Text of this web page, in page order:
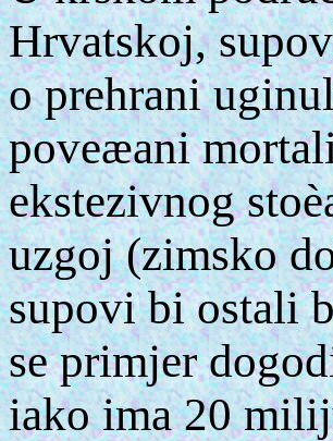
Hrvatskoj,
o prehrani
poveæani
ekstezivnog
uzgoj (zimsko
supovi bi ostali
se primjer
iako ima 20